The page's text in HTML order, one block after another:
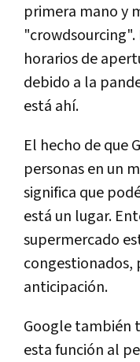
primera mano y
horarios de
debido a la
está ahí.
El hecho de que
personas en un
significa que
está un lugar.
supermercado
congestionados,
anticipación.
Google también
esta función al